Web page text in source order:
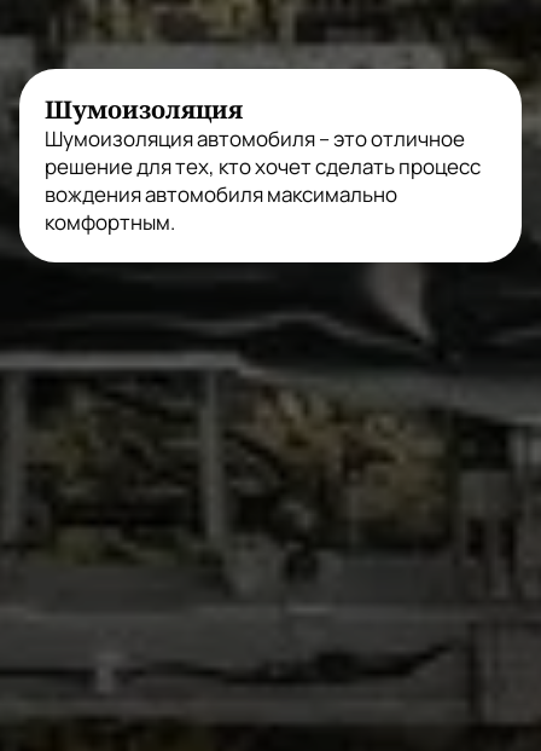
Шумоизоляция
Шумоизоляция автомобиля – это отличное
решение для тех, кто хочет сделать процесс
вождения автомобиля максимально
комфортным.